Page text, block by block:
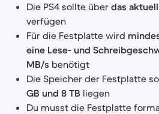
Die PS4 sollte über das
verfügen
Für die Festplatte wird
eine Lese- und
MB/s benötigt
Die Speicher der Festplatte
GB und 8 TB liegen
Du musst die Festplatte